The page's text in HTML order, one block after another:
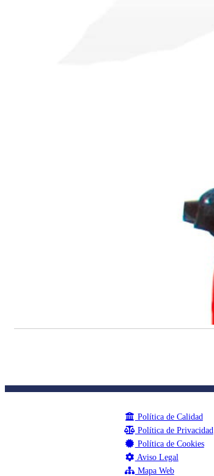
Política de Calidad
Política de Privacidad
Política de Cookies
Aviso Legal
Mapa Web